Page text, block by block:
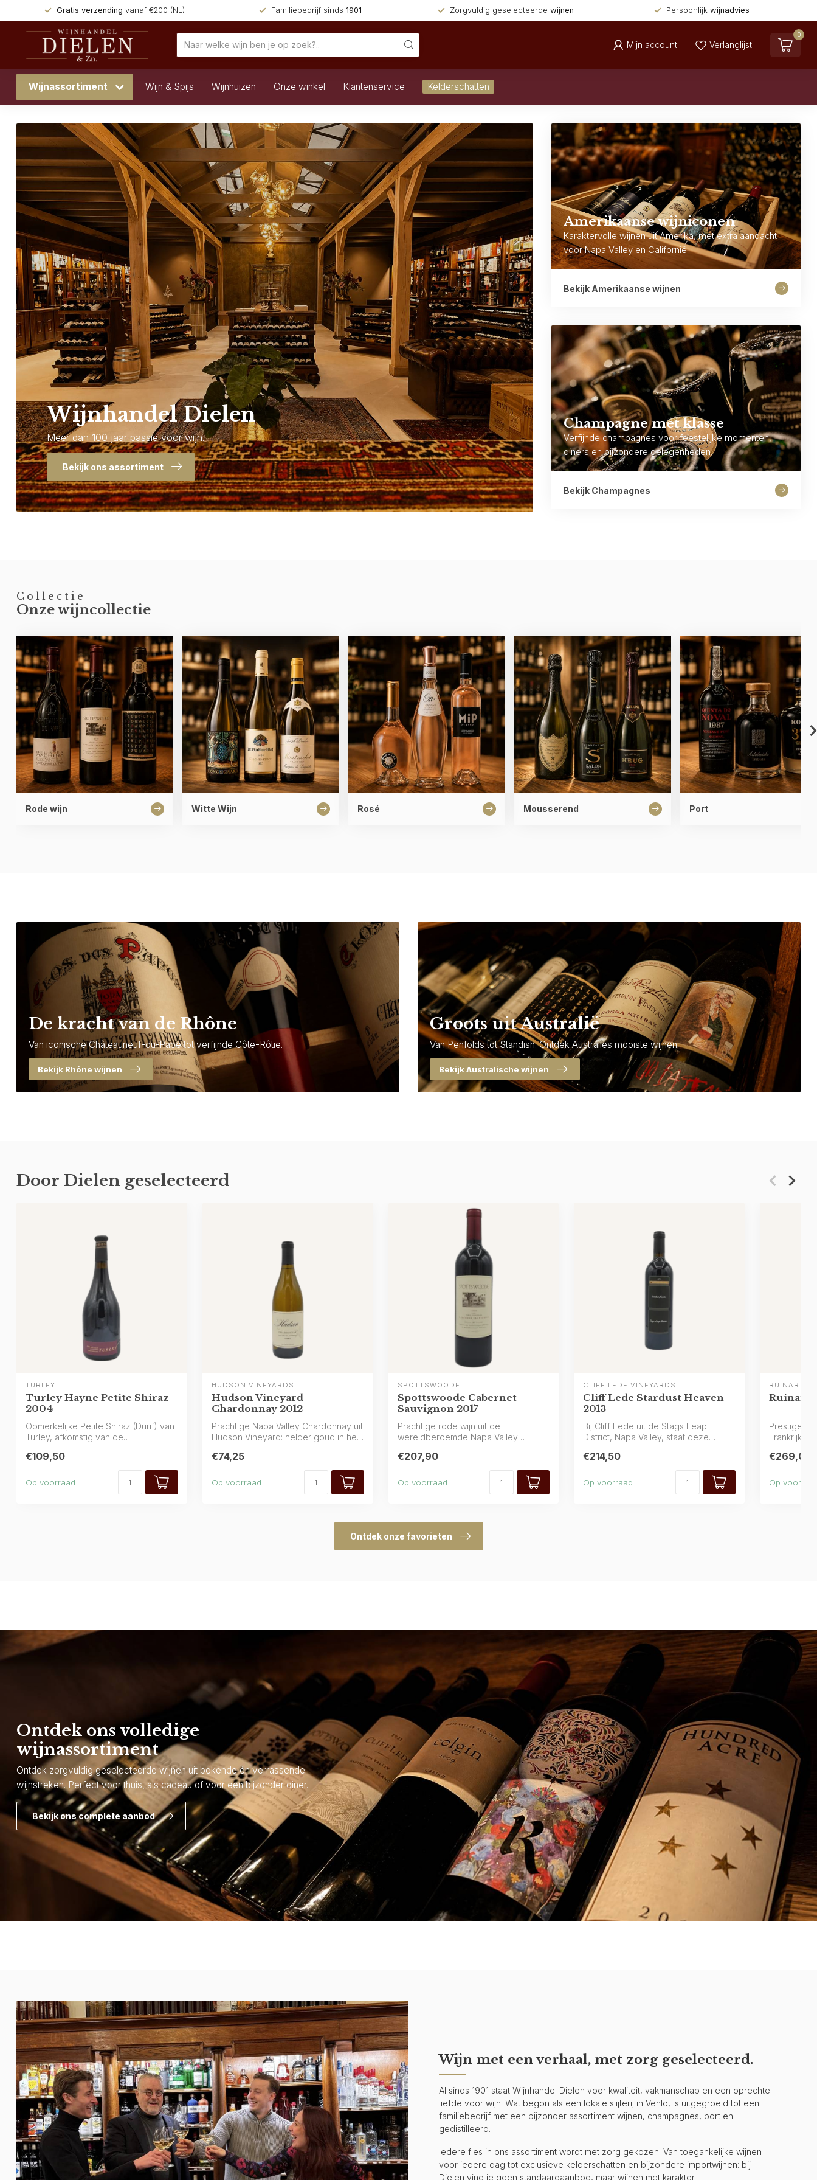
Gratis verzending vanaf €200 (NL) Familiebedrijf sinds 1901 Zorgvuldig geselecteerde wijnen Persoonlijk wijnadvies
Mijn account Verlanglijst
0
Wijnassortiment Wijn & Spijs Wijnhuizen Onze winkel Klantenservice Kelderschatten
Wijnhandel Dielen
Meer dan 100 jaar passie voor wijn.
Bekijk ons assortiment
Amerikaanse wijniconen
Karaktervolle wijnen uit Amerika, met extra aandacht
voor Napa Valley en Californië.
Bekijk Amerikaanse wijnen
Champagne met klasse
Verfijnde champagnes voor feestelijke momenten,
diners en bijzondere gelegenheden.
Bekijk Champagnes
Collectie
Onze wijncollectie
Rode wijn Witte Wijn Rosé Mousserend Port
De kracht van de Rhône
Van iconische Châteauneuf-du-Pape tot verfijnde Côte-Rôtie.
Bekijk Rhône wijnen
Groots uit Australië
Van Penfolds tot Standish. Ontdek Australiës mooiste wijnen.
Bekijk Australische wijnen
Door Dielen geselecteerd
TURLEY
Turley Hayne Petite Shiraz
2004
Opmerkelijke Petite Shiraz (Durif) van
Turley, afkomstig van de
€109,50
Op voorraad
HUDSON VINEYARDS
Hudson Vineyard
Chardonnay 2012
Prachtige Napa Valley Chardonnay uit
Hudson Vineyard: helder goud in het
€74,25
Op voorraad
SPOTTSWOODE
Spottswoode Cabernet
Sauvignon 2017
Prachtige rode wijn uit de
wereldberoemde Napa Valley
€207,90
Op voorraad
CLIFF LEDE VINEYARDS
Cliff Lede Stardust Heaven
2013
Bij Cliff Lede uit de Stags Leap
District, Napa Valley, staat deze
€214,50
Op voorraad
RUINART
Ruinart
Prestige-
Frankrijk,
€269,00
Op
Ontdek onze favorieten
Ontdek ons volledige
wijnassortiment
Ontdek zorgvuldig geselecteerde wijnen uit bekende én verrassende
wijnstreken. Perfect voor thuis, als cadeau of voor een bijzonder diner.
Bekijk ons complete aanbod
Wijn met een verhaal, met zorg geselecteerd.
Al sinds 1901 staat Wijnhandel Dielen voor kwaliteit, vakmanschap en een oprechte
liefde voor wijn. Wat begon als een lokale slijterij in Venlo, is uitgegroeid tot een
familiebedrijf met een bijzonder assortiment wijnen, champagnes, port en
gedistilleerd.
Iedere fles in ons assortiment wordt met zorg gekozen. Van toegankelijke wijnen
voor iedere dag tot exclusieve kelderschatten en bijzondere importwijnen: bij
Dielen vind je geen standaardaanbod, maar wijnen met karakter.